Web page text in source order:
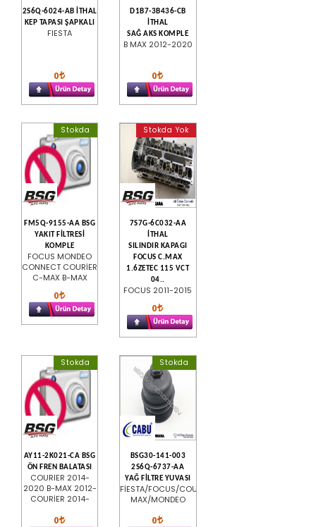
2S6Q-6024-AB İTHAL
KEP TAPASI ŞAPKALI
FIESTA
0
D1B7-3B436-CB
İTHAL
SAĞ AKS KOMPLE
B MAX 2012-2020
0
Stokda
FM5Q-9155-AA BSG
YAKIT FİLTRESİ
KOMPLE
FOCUS MONDEO
CONNECT COURİER
C-MAX B-MAX
0
Stokda Yok
7S7G-6C032-AA
İTHAL
SILINDIR KAPAGI
FOCUS C.MAX
1.6ZETEC 115 VCT
04..
FOCUS 2011-2015
0
Stokda
AY11-2K021-CA BSG
ÖN FREN BALATASI
COURIER 2014-
2020 B-MAX 2012-
COURİER 2014-
0
Stokda
BSG30-141-003
2S6Q-6737-AA
YAĞ FİLTRE YUVASI
FİESTA/FOCUS/COURİER/C-
MAX/MONDEO
0